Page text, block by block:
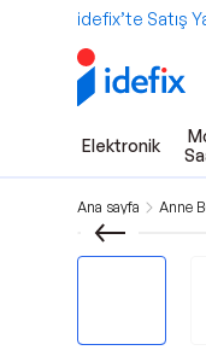
idefix’te Satış
Elektronik
Ana sayfa Anne